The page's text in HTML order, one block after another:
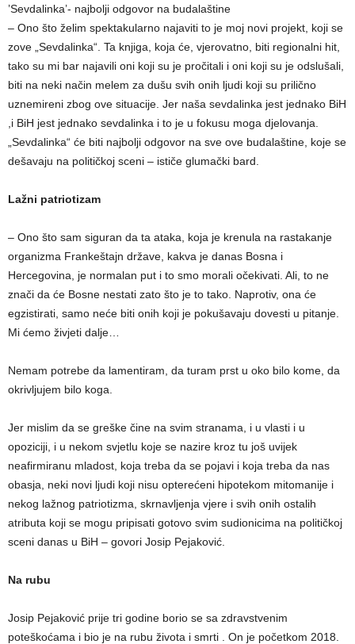
’Sevdalinka’- najbolji odgovor na budalaštine
– Ono što želim spektakularno najaviti to je moj novi projekt, koji se
zove „Sevdalinka“. Ta knjiga, koja će, vjerovatno, biti regionalni hit,
tako su mi bar najavili oni koji su je pročitali i oni koji su je odslušali,
biti na neki način melem za dušu svih onih ljudi koji su prilično
uznemireni zbog ove situacije. Jer naša sevdalinka jest jednako BiH
,i BiH jest jednako sevdalinka i to je u fokusu moga djelovanja.
„Sevdalinka“ će biti najbolji odgovor na sve ove budalaštine, koje se
dešavaju na političkoj sceni – ističe glumački bard.
Lažni patriotizam
– Ono što sam siguran da ta ataka, koja je krenula na rastakanje
organizma Frankeštajn države, kakva je danas Bosna i
Hercegovina, je normalan put i to smo morali očekivati. Ali, to ne
znači da će Bosne nestati zato što je to tako. Naprotiv, ona će
egzistirati, samo neće biti onih koji je pokušavaju dovesti u pitanje.
Mi ćemo živjeti dalje…
Nemam potrebe da lamentiram, da turam prst u oko bilo kome, da
okrivljujem bilo koga.
Jer mislim da se greške čine na svim stranama, i u vlasti i u
opoziciji, i u nekom svjetlu koje se nazire kroz tu još uvijek
neafirmiranu mladost, koja treba da se pojavi i koja treba da nas
obasja, neki novi ljudi koji nisu opterećeni hipotekom mitomanije i
nekog lažnog patriotizma, skrnavljenja vjere i svih onih ostalih
atributa koji se mogu pripisati gotovo svim sudionicima na političkoj
sceni danas u BiH – govori Josip Pejaković.
Na rubu
Josip Pejaković prije tri godine borio se sa zdravstvenim
poteškoćama i bio je na rubu života i smrti . On je početkom 2018.